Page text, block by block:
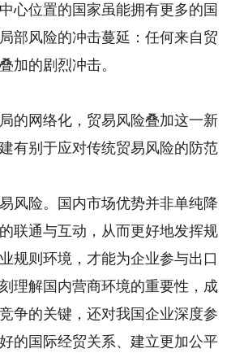
心位置的国家虽能拥有更多的国
部风险的冲击蔓延：任何来自贸
加的剧烈冲击。
网络化，贸易风险叠加这一新
有别于应对传统贸易风险的防范
险。国内市场优势并非单纯降
联通与互动，从而更好地发挥规
规则环境，才能为企业参与出口
理解国内营商环境的重要性，成
争的关键，还对我国企业深度参
的国际经贸关系、建立更加公平